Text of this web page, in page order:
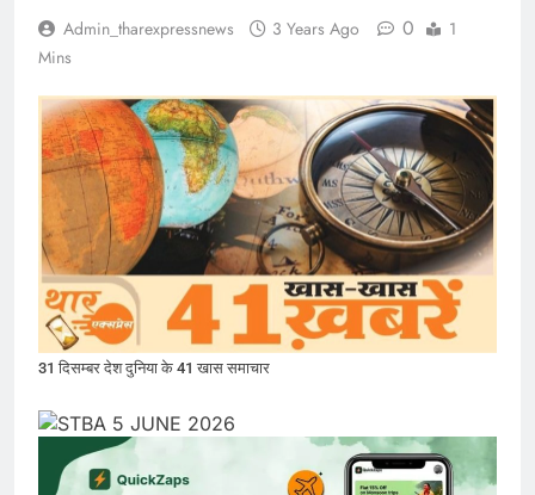
Admin_tharexpressnews 3 Years Ago 0
1
Mins
31 दिसम्बर देश दुनिया के 41 खास समाचार